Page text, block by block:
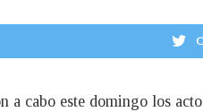
cabo este domingo los